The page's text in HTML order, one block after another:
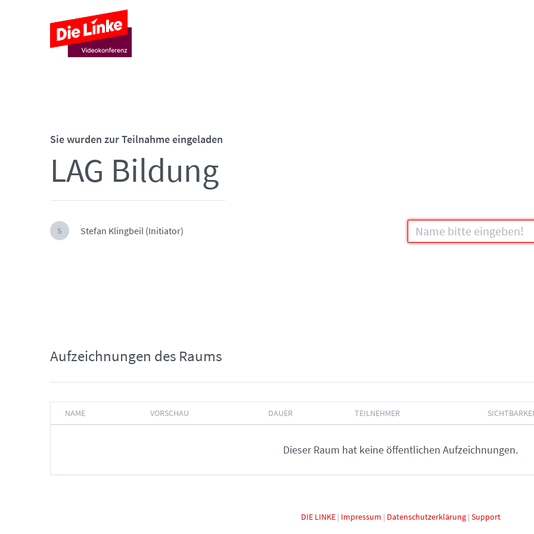
Sie wurden zur Teilnahme eingeladen
LAG Bildung
S Stefan Klingbeil (Initiator)
Aufzeichnungen des Raums
NAME VORSCHAU DAUER TEILNEHMER
Dieser Raum hat keine öffentlichen Aufzeichnungen.
DIE LINKE | Impressum | Datenschutzerklärung | Support